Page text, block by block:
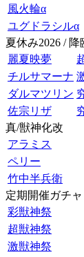
風火輪α
ユグドラシルα
夏休み2026 / 降
麗夏映夢
チルサマーナ
ダルマツリン
佐宗リザ
真/獣神化改
アラミス
ペリー
竹中半兵衛
定期開催ガチャ
彩獣神祭
超獣神祭
激獣神祭